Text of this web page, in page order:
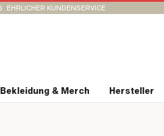
EHRLICHER KUNDENSERVICE
Bekleidung & Merch Hersteller